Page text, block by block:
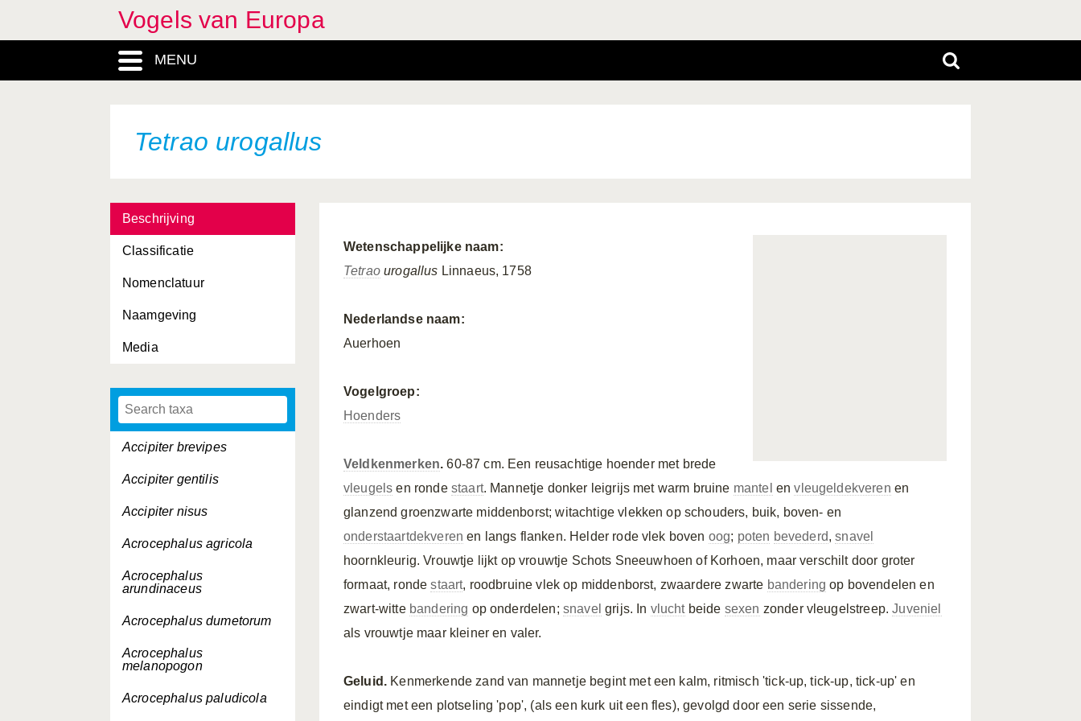
Vogels van Europa
MENU
Tetrao urogallus
Beschrijving
Classificatie
Nomenclatuur
Naamgeving
Media
Accipiter brevipes
Accipiter gentilis
Accipiter nisus
Acrocephalus agricola
Acrocephalus
arundinaceus
Acrocephalus dumetorum
Acrocephalus
melanopogon
Acrocephalus paludicola
Wetenschappelijke naam:
Tetraourogallus Linnaeus, 1758
Nederlandse naam:
Auerhoen
Vogelgroep:
Hoenders
Veldkenmerken. 60-87 cm. Een reusachtige hoender met brede
vleugels en ronde staart. Mannetje donker leigrijs met warm bruine mantel envleugeldekveren en
glanzend groenzwarte middenborst; witachtige vlekken op schouders, buik, boven- en
onderstaartdekveren en langs flanken. Helder rode vlek boven oog; poten bevederd,snavel
hoornkleurig. Vrouwtje lijkt op vrouwtje Schots Sneeuwhoen of Korhoen, maar verschilt door groter
formaat, rondestaart, roodbruine vlek op middenborst, zwaardere zwarte bandering op bovendelen en
zwart-witte bandering op onderdelen; snavel grijs. In vluchtbeide sexen zonder vleugelstreep.Juveniel
als vrouwtje maar kleiner en valer.
Geluid. Kenmerkende zand van mannetje begint met een kalm, ritmisch 'tick-up, tick-up, tick-up' en
eindigt met een plotseling 'pop', (als een kurk uit een fles), gevolgd door een serie sissende,